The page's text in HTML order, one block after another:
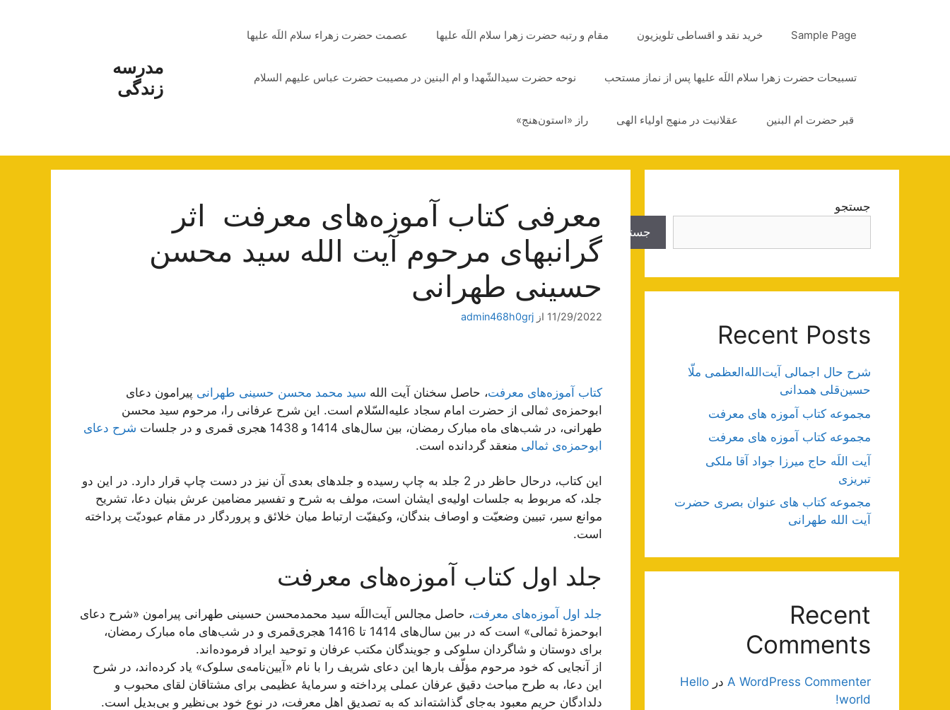
مدرسه
زندگی
Sample Page خرید نقد و اقساطی تلویزیون مقام و رتبه حضرت زهرا سلام اللَه علیها عصمت حضرت زهراء سلام اللَه علیها
تسبیحات حضرت زهرا سلام اللَه علیها پس از نماز مستحب نوحه حضرت سیدالشّهدا و ام البنین در مصیبت حضرت عباس علیهم السلام
قبر حضرت ام البنین عقلانیت در منهج اولیاء الهی راز «استون‌هنج»
معرفی کتاب آموزه‌های معرفت اثر
گرانبهای مرحوم آیت الله سید محسن
حسینی طهرانی
11/29/2022 از admin468h0grj
کتاب آموزه‌های معرفت، حاصل سخنان آیت الله سید محمد محسن حسینی طهرانی پیرامون دعای
ابوحمزه‌ی ثمالی از حضرت امام سجاد علیه‌السّلام است. این شرح عرفانی را، مرحوم سید محسن
طهرانی، در شب‌های ماه مبارک رمضان، بین سال‌های 1414 و 1438 هجری قمری و در جلسات
شرح دعای
ابوحمزه‌ی ثمالی منعقد گردانده است.
این کتاب، درحال حاظر در 2 جلد به چاپ رسیده و جلدهای بعدی آن نیز در دست چاپ قرار دارد. در این دو
جلد، که مربوط به جلسات اولیه‌ی ایشان است، مولف به شرح و تفسیر مضامین عرش بنیان دعا، تشریح
موانع سیر، تبیین وضعیّت و اوصاف بندگان، وکیفیّت ارتباط میان خلائق و پروردگار در مقام عبودیّت پرداخته‌
است.
جلد اول کتاب آموزه‌های معرفت
جلد اول آموزه‌های معرفت، حاصل مجالس آیت‌اللَه سید محمدمحسن حسینی طهرانی پیرامون «شرح دعای
ابوحمزۀ ثمالی» است که در بین سال‌های 1414 تا 1416 هجری‌قمری و در شب‌های ماه مبارک رمضان،
برای دوستان و شاگردان سلوکی و جویندگان مکتب عرفان و توحید ایراد فرموده‌اند.
از آنجایی که خود مرحوم مؤلّف بارها این دعای شریف را با نام «آیین‌نامه‌ی سلوک» یاد کرده‌اند، در شرح
این دعا، به طرح مباحث دقیق عرفان عملی پرداخته و سرمایۀ عظیمی برای مشتاقان لقای محبوب و
دلدادگان حریم معبود به‌جای گذاشته‌اند که به تصدیق اهل معرفت، در نوع خود بی‌نظیر و بی‌بدیل است.
جستجو
جستجو
Recent Posts
شرح حال اجمالی آیت‌الله‌العظمی ملّا
حسین‌قلی همدانی
مجموعه کتاب آموزه های معرفت
مجموعه کتاب آموزه های معرفت
آیت اللَه حاج میرزا جواد آقا ملکی
تبریزی
مجموعه کتاب های عنوان بصری حضرت
آیت الله طهرانی
Recent
Comments
A WordPress Commenter در Hello
world!